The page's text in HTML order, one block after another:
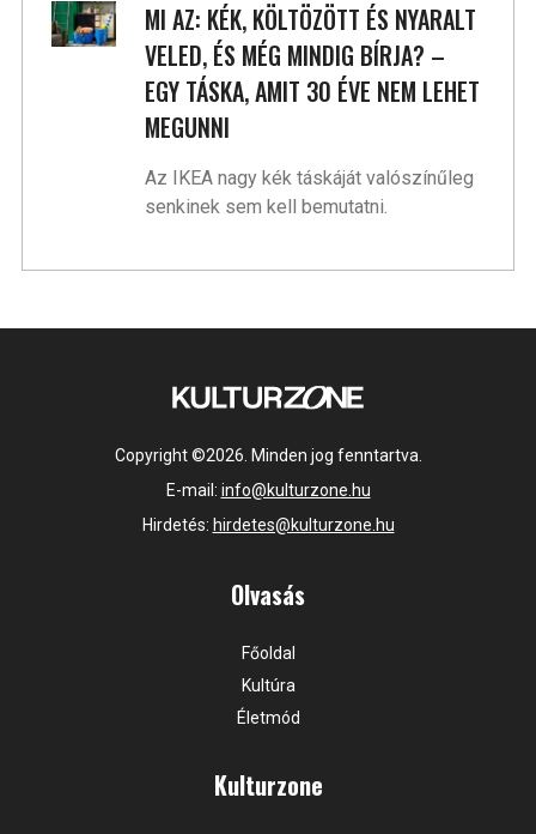
MI AZ: KÉK, KÖLTÖZÖTT ÉS NYARALT
VELED, ÉS MÉG MINDIG BÍRJA? –
EGY TÁSKA, AMIT 30 ÉVE NEM LEHET
MEGUNNI
Az IKEA nagy kék táskáját valószínűleg
senkinek sem kell bemutatni.
Copyright ©2026. Minden jog fenntartva.
E-mail: info@kulturzone.hu
Hirdetés: hirdetes@kulturzone.hu
Olvasás
Főoldal
Kultúra
Életmód
Kulturzone